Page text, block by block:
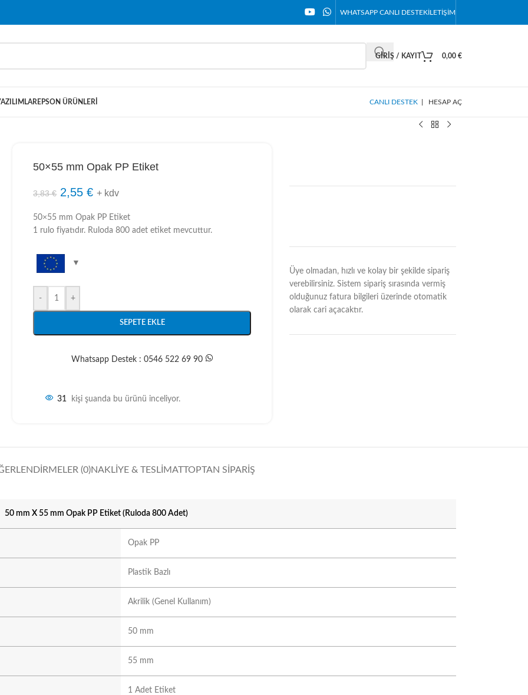
WHATSAPP CANLI DESTEKİLETIŞIM
GIRIŞ / KAYIT 0,00 €
EPSON ÜRÜNLERI CANLI DESTEK HESAP AÇ
50×55 mm Opak PP Etiket
3,83€ 2,55€ + kdv
50×55 mm Opak PP Etiket
1 rulo fiyatıdır. Ruloda 800 adet etiket mevcuttur.
- +
SEPETE EKLE
Whatsapp Destek : 0546 522 69 90
31 kişi şuanda bu ürünü inceliyor.
Üye olmadan, hızlı ve kolay bir şekilde sipariş
verebilirsiniz. Sistem sipariş sırasında vermiş
olduğunuz fatura bilgileri üzerinde otomatik
olarak cari açacaktır.
(0)NAKLIYE & TESLIMATTOPTAN SIPARIŞ
50 mm X 55 mm Opak PP Etiket (Ruloda 800 Adet)
Opak PP
Plastik Bazlı
Akrilik (Genel Kullanım)
50 mm
55 mm
1 Adet Etiket